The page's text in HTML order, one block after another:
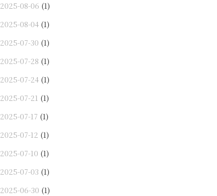
2025-08-06 (1)
2025-08-04 (1)
2025-07-30 (1)
2025-07-28 (1)
2025-07-24 (1)
2025-07-21 (1)
2025-07-17 (1)
2025-07-12 (1)
2025-07-10 (1)
2025-07-03 (1)
2025-06-30 (1)